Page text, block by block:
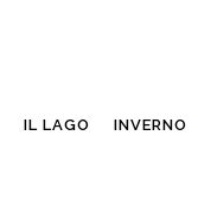
IL LAGO INVERNO